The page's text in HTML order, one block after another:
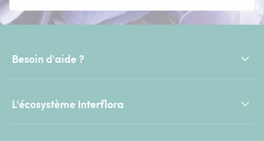
Besoin d'aide ?
L'écosystème Interflora